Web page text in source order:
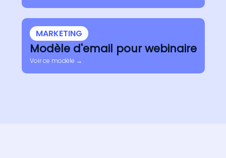
MARKETING
Modèle d'email pour webinaire
Voir ce modèle →